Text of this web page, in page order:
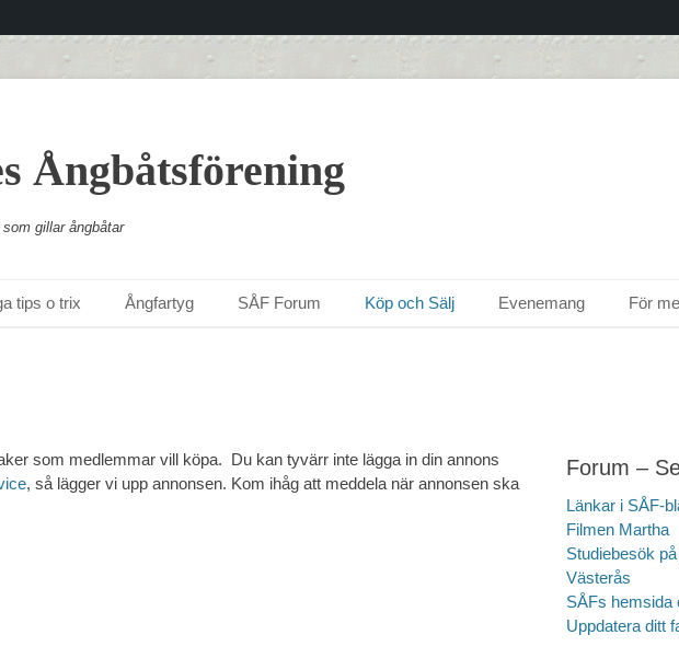
Ångbåtsförening
gillar ångbåtar
tips o trix Ångfartyg SÅF Forum Köp och Sälj Evenemang För
som medlemmar vill köpa. Du kan tyvärr inte lägga in din annons
, så lägger vi upp annonsen. Kom ihåg att meddela när annonsen ska
Forum –
Länkar i SÅF-
Filmen Martha
Studiebesök
Västerås
SÅFs hemsida
Uppdatera ditt